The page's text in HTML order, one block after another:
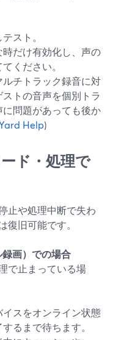
スト。
時だけ有効化し、声の
ください。
チトラック録音に対
トの音声を個別トラ
問題があっても後か
Help)
ド・処理で
止や処理中断で失わ
復旧可能です。
画）での場合
で止まっている場
イスをオンライン状態
るまで待ちます。